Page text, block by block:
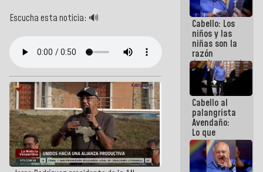
Escucha esta noticia: 🔊 Cabello: Los
niños y las
niñas son la
razón
fundamental
de todo lo
que
estamos
haciendo
Cabello al
palangrista
Avendaño:
Lo que
vayas a
escribir
hazlo hoy